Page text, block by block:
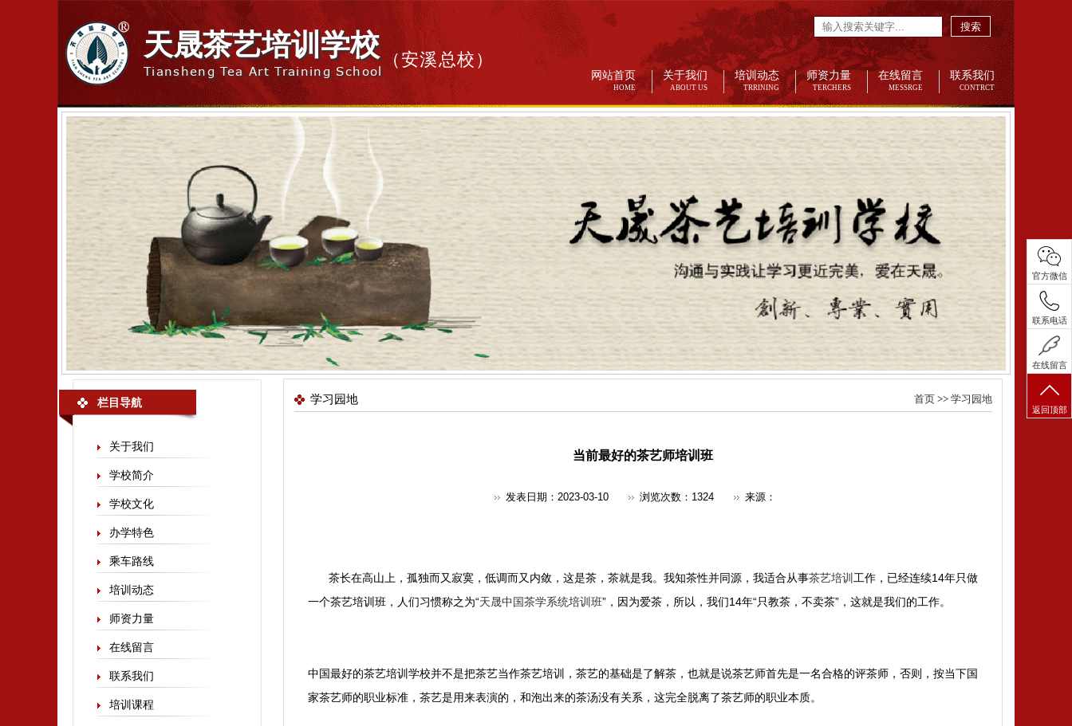
天晟茶艺培训学校
Tiansheng Tea Art Training School
（安溪总校）
网站首页
HOME
关于我们
ABOUT US
培训动态
TRRINING
师资力量
TERCHERS
在线留言
MESSRGE
联系我们
CONTRCT
搜索
栏目导航
关于我们
学校简介
学校文化
办学特色
乘车路线
培训动态
师资力量
在线留言
联系我们
培训课程
首页>> 学习园地
学习园地
当前最好的茶艺师培训班
发表日期：2023-03-10 浏览次数： 1324 来源：
茶长在高山上，孤独而又寂寞，低调而又内敛，这是茶，茶就是我。我知茶性并同源，我适合从事茶艺培训 工作，已经连续14年只做
一个茶艺培训班，人们习惯称之为“天晟中国茶学系统培训班”，因为爱茶，所以，我们14年“只教茶，不卖茶”，这就是我们的工作。
中国最好的茶艺培训学校并不是把茶艺当作茶艺培训，茶艺的基础是了解茶，也就是说茶艺师首先是一名合格的评茶师，否则，按当下国
家茶艺师的职业标准，茶艺是用来表演的，和泡出来的茶汤没有关系，这完全脱离了茶艺师的职业本质。
官方微信
联系电话
在线留言
返回顶部